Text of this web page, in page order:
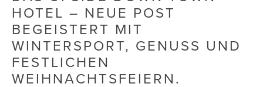
Dominic Marcus Singer
Dominique Scharax – Move Mind Breath
HOTEL – NEUE POST
BEGEISTERT MIT
WINTERSPORT, GENUSS UND
FESTLICHEN
WEIHNACHTSFEIERN.